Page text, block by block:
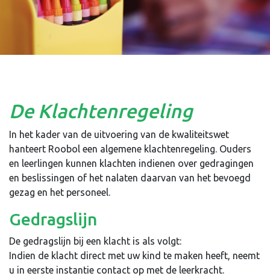
De Klachtenregeling
In het kader van de uitvoering van de kwaliteitswet
hanteert Roobol een algemene klachtenregeling. Ouders
en leerlingen kunnen klachten indienen over gedragingen
en beslissingen of het nalaten daarvan van het bevoegd
gezag en het personeel.
Gedragslijn
De gedragslijn bij een klacht is als volgt:
Indien de klacht direct met uw kind te maken heeft, neemt
u in eerste instantie contact op met de leerkracht.